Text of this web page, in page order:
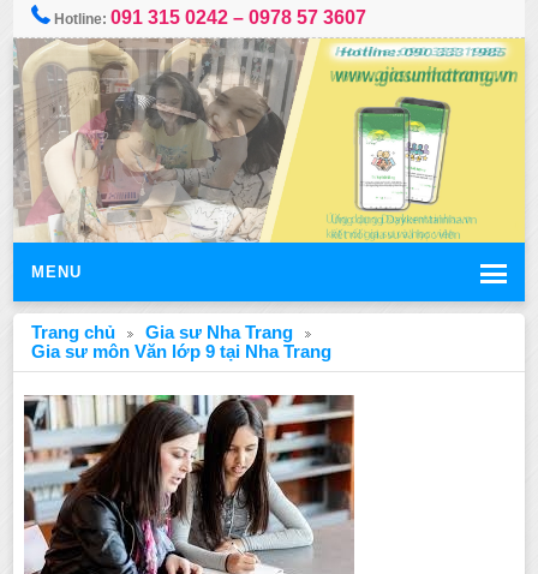
Hotline:091 315 0242 – 0978 57 3607
MENU
Trang chủ
Gia sư Nha Trang
Gia sư môn Văn lớp 9 tại Nha Trang